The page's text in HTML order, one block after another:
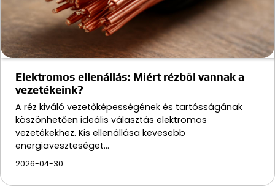
Elektromos ellenállás: Miért rézből vannak a
vezetékeink?
A réz kiváló vezetőképességének és tartósságának
köszönhetően ideális választás elektromos
vezetékekhez. Kis ellenállása kevesebb
energiaveszteséget…
2026-04-30